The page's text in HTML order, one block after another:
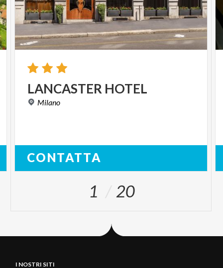
LANCASTER HOTEL
Milano
CONTATTA
1 20
I NOSTRI SITI